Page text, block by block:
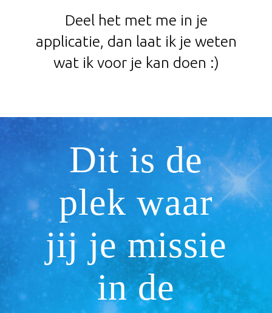
Deel het met me in je
applicatie, dan laat ik je weten
wat ik voor je kan doen :)
Dit is de
plek waar
jij je missie
in de